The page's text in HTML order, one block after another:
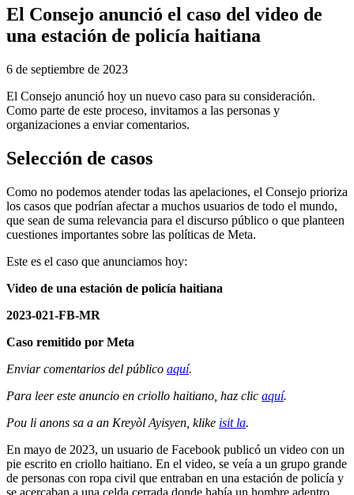
El Consejo anunció el caso del video de
una estación de policía haitiana
6 de septiembre de 2023
El Consejo anunció hoy un nuevo caso para su consideración.
Como parte de este proceso, invitamos a las personas y
organizaciones a enviar comentarios.
Selección de casos
Como no podemos atender todas las apelaciones, el Consejo prioriza
los casos que podrían afectar a muchos usuarios de todo el mundo,
que sean de suma relevancia para el discurso público o que planteen
cuestiones importantes sobre las políticas de Meta.
Este es el caso que anunciamos hoy:
Video de una estación de policía haitiana
2023-021-FB-MR
Caso remitido por Meta
Enviar comentarios del público aquí.
Para leer este anuncio en criollo haitiano, haz clic aquí.
Pou li anons sa a an Kreyòl Ayisyen, klike isit la.
En mayo de 2023, un usuario de Facebook publicó un video con un
pie escrito en criollo haitiano. En el video, se veía a un grupo grande
de personas con ropa civil que entraban en una estación de policía y
se acercaban a una celda cerrada donde había un hombre adentro.